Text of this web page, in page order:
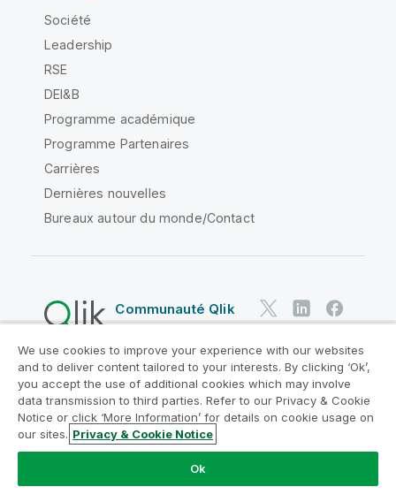
Société
Leadership
RSE
DEI&B
Programme académique
Programme Partenaires
Carrières
Dernières nouvelles
Bureaux autour du monde/Contact
Communauté Qlik
Contrats juridiques
Conditions d'utilisation des produits
Legal Policies
Conditions légales
Conditions d'utilisation
Marques
Do Not Share My Info
Copyright © 1993-2026 QlikTech International AB. Tous
We use cookies to improve your experience with our websites
and to deliver content tailored to your interests. By clicking ‘Ok’,
you accept the use of additional cookies which may involve
data transmission to third parties. Refer to our Privacy & Cookie
Notice or click ‘More Information’ for details on cookie usage on
our sites. Privacy & Cookie Notice
Ok